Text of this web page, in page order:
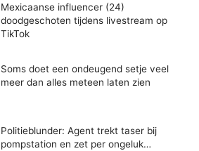
Mexicaanse influencer (24)
doodgeschoten tijdens livestream op
TikTok
Soms doet een ondeugend setje veel
meer dan alles meteen laten zien
Politieblunder: Agent trekt taser bij
pompstation en zet per ongeluk…